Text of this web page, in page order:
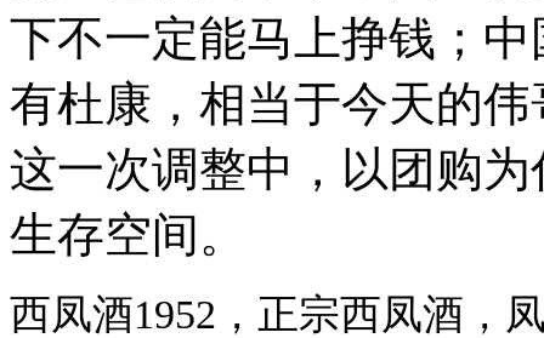
下不一定能马上挣钱；
有杜康，相当于今天的
这一次调整中，以团购
生存空间。
西凤酒1952，正宗西凤酒